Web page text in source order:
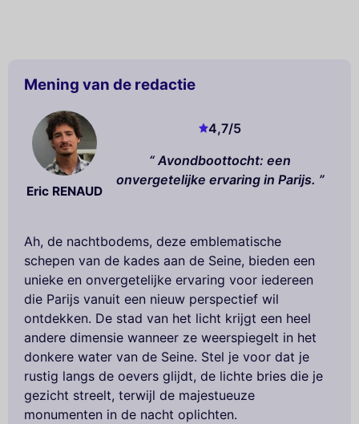
Mening van de redactie
Eric RENAUD
4,7/5
Avondboottocht: een
onvergetelijke ervaring in Parijs.
Ah, de nachtbodems, deze emblematische
schepen van de kades aan de Seine, bieden een
unieke en onvergetelijke ervaring voor iedereen
die Parijs vanuit een nieuw perspectief wil
ontdekken. De stad van het licht krijgt een heel
andere dimensie wanneer ze weerspiegelt in het
donkere water van de Seine. Stel je voor dat je
rustig langs de oevers glijdt, de lichte bries die je
gezicht streelt, terwijl de majestueuze
monumenten in de nacht oplichten.